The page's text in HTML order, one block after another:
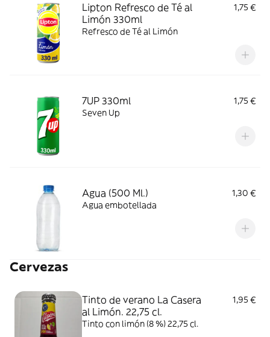
Lipton Refresco de Té al
Limón 330ml
1,75 €
Refresco de Té al Limón
7UP 330ml
1,75 €
Seven Up
Agua (500 Ml.)
1,30 €
Agua embotellada
Cervezas
Tinto de verano La Casera
al Limón. 22,75 cl.
1,95 €
Tinto con limón (8 %) 22,75 cl.